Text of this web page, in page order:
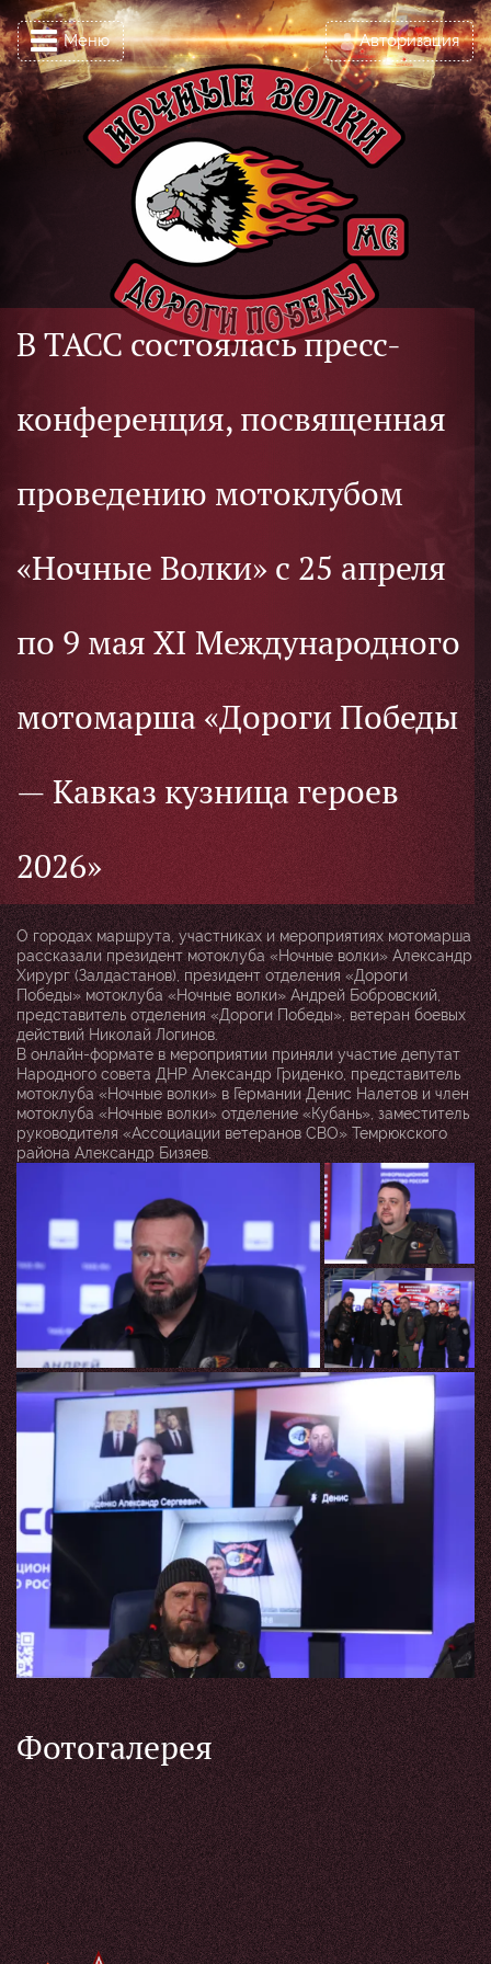
Меню Авторизация
В ТАСС состоялась пресс-
конференция, посвященная
проведению мотоклубом
«Ночные Волки» с 25 апреля
по 9 мая ХI Международного
мотомарша «Дороги Победы
— Кавказ кузница героев
2026»
О городах маршрута, участниках и мероприятиях мотомарша
рассказали президент мотоклуба «Ночные волки» Александр
Хирург (Залдастанов), президент отделения «Дороги
Победы» мотоклуба «Ночные волки» Андрей Бобровский,
представитель отделения «Дороги Победы», ветеран боевых
действий Николай Логинов.
В онлайн-формате в мероприятии приняли участие депутат
Народного совета ДНР Александр Гриденко, представитель
мотоклуба «Ночные волки» в Германии Денис Налетов и член
мотоклуба «Ночные волки» отделение «Кубань», заместитель
руководителя «Ассоциации ветеранов СВО» Темрюкского
района Александр Бизяев.
Фотогалерея